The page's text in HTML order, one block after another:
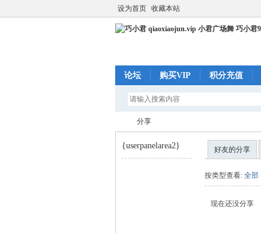
设为首页 收藏本站
论坛 购买VIP 积分充值
分享
{userpanelarea2} 好友的分享
按类型查看: 全部
现在还没分享